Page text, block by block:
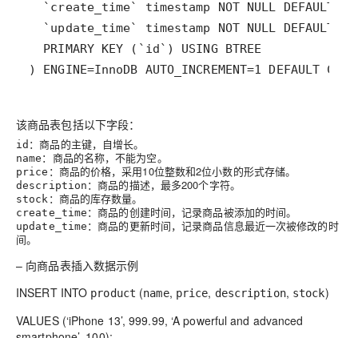
) ENGINE=InnoDB AUTO_INCREMENT=1 DEFAULT
该商品表包括以下字段：
id ：商品的主键，自增长。
name ：商品的名称，不能为空。
price ：商品的价格，采用10位整数和2位小数的形式存储。
description ：商品的描述，最多200个字符。
stock ：商品的库存数量。
create_time ：商品的创建时间，记录商品被添加的时间。
update_time ：商品的更新时间，记录商品信息最近一次被修改的时
间。
– 向商品表插入数据示例
INSERT INTO product (name, price, description, stock)
VALUES (‘iPhone 13’, 999.99, ‘A powerful and advanced